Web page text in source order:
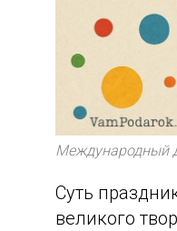
Международный
Суть
великого